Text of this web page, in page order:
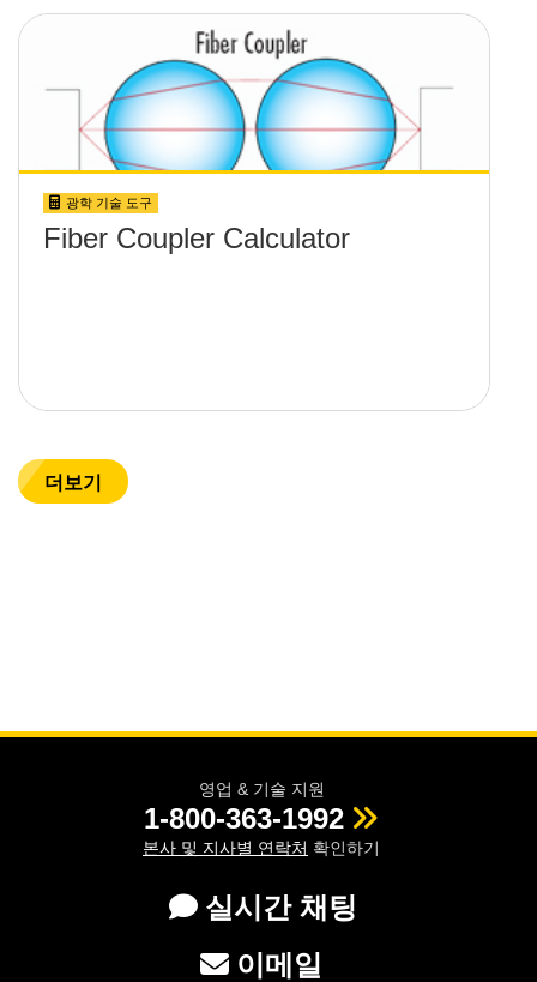
광학 기술 도구
Fiber Coupler Calculator
더보기
영업 & 기술 지원
1-800-363-1992
본사 및 지사별 연락처 확인하기
실시간 채팅
이메일